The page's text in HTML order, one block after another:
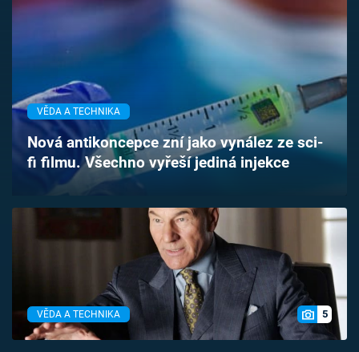
TV Program
Časopis
Sledujte prima+
Přihlášení
VĚDA A TECHNIKA
Nová antikoncepce zní jako vynález ze sci-
fi filmu. Všechno vyřeší jediná injekce
VĚDA A TECHNIKA 5